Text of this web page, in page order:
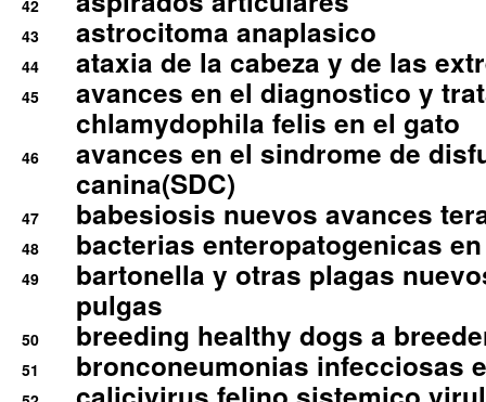
42
43 astrocitoma anaplasico
44 ataxia de la cabeza y de las
45
avances en el diagnostico y
chlamydophila felis en el gato
46
avances en el sindrome de
canina(SDC)
47 babesiosis nuevos avances
48 bacterias enteropatogenicas
49
bartonella y otras plagas
pulgas
50 breeding healthy dogs a
51 bronconeumonias infecciosas